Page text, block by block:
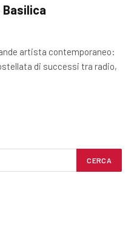
Basilica
artista contemporaneo:
di successi tra radio,